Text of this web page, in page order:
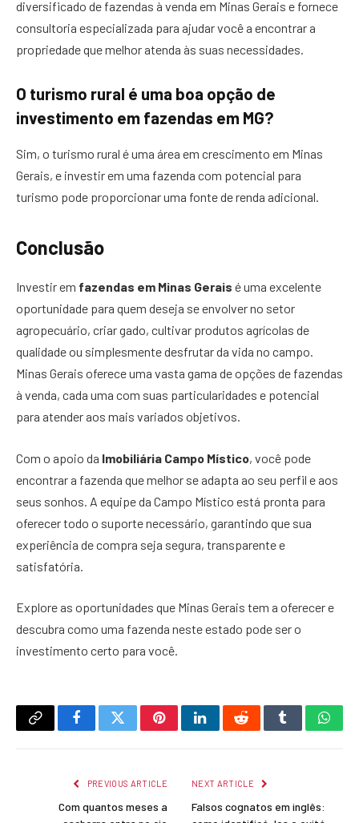
diversificado de fazendas à venda em Minas Gerais e fornece
consultoria especializada para ajudar você a encontrar a
propriedade que melhor atenda às suas necessidades.
O turismo rural é uma boa opção de
investimento em fazendas em MG?
Sim, o turismo rural é uma área em crescimento em Minas
Gerais, e investir em uma fazenda com potencial para
turismo pode proporcionar uma fonte de renda adicional.
Conclusão
Investir em fazendas em Minas Gerais é uma excelente
oportunidade para quem deseja se envolver no setor
agropecuário, criar gado, cultivar produtos agrícolas de
qualidade ou simplesmente desfrutar da vida no campo.
Minas Gerais oferece uma vasta gama de opções de fazendas
à venda, cada uma com suas particularidades e potencial
para atender aos mais variados objetivos.
Com o apoio da Imobiliária Campo Místico, você pode
encontrar a fazenda que melhor se adapta ao seu perfil e aos
seus sonhos. A equipe da Campo Místico está pronta para
oferecer todo o suporte necessário, garantindo que sua
experiência de compra seja segura, transparente e
satisfatória.
Explore as oportunidades que Minas Gerais tem a oferecer e
descubra como uma fazenda neste estado pode ser o
investimento certo para você.
Copy
FacebookTwitterPinterestLinkedInRedditTumblr
PREVIOUS ARTICLE
Com quantos meses a
NEXT ARTICLE
Falsos cognatos em inglês: